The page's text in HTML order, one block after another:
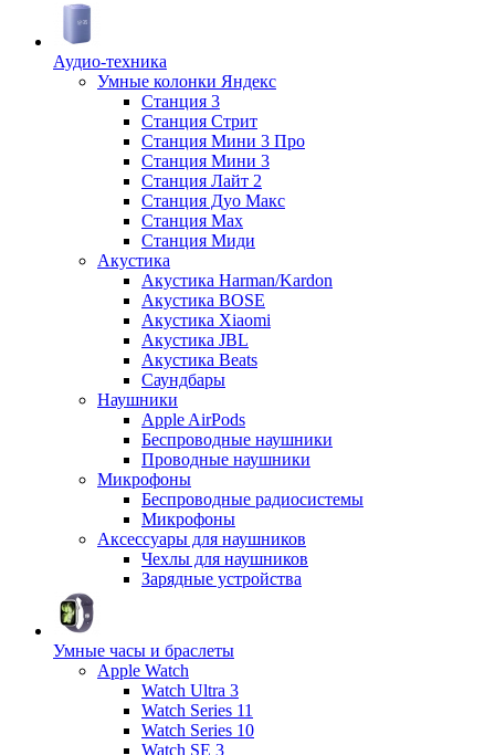
Аудио-техника
Умные колонки Яндекс
Станция 3
Станция Стрит
Станция Мини 3 Про
Станция Мини 3
Станция Лайт 2
Станция Дуо Макс
Станция Max
Станция Миди
Акустика
Акустика Harman/Kardon
Акустика BOSE
Акустика Xiaomi
Акустика JBL
Акустика Beats
Саундбары
Наушники
Apple AirPods
Беспроводные наушники
Проводные наушники
Микрофоны
Беспроводные радиосистемы
Микрофоны
Аксессуары для наушников
Чехлы для наушников
Зарядные устройства
Умные часы и браслеты
Apple Watch
Watch Ultra 3
Watch Series 11
Watch Series 10
Watch SE 3